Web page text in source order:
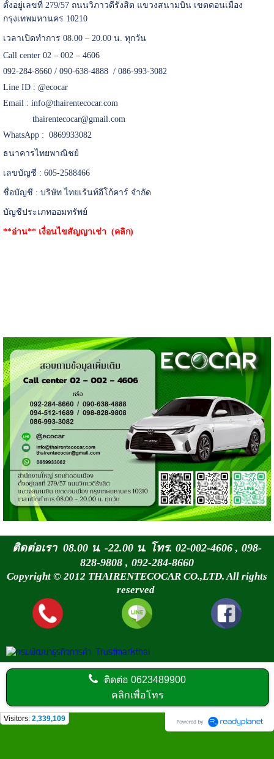
ตั้งอยู่เลขที่ 279/57 ถนนวิภาวดีรังสิต แขวงสนามบิน เขตดอนเมือง
กรุงเทพมหานคร 10210
เวลาเปิดทำการ 08.00 – 20.00 น. ทุกวัน
Call center 02 – 002 – 4606
092-284-8660 / 090-638-4888 / 086-993-3082
Line ID : @ecocar
Email : info@thairentecocar.com
thairentecocar@gmail.com
WhatsApp : 0869933082
ธนาคารไทยพาณิชย์
เลขบัญชี : 605-2588466
ชื่อบัญชี : บริษัท ไทยเร้นท์อีโก้คาร์ จำกัด
บัญชีประเภทออมทรัพย์
**อ่าน** เงื่อนไขสัญญาเช่า (คลิก)
ติดต่อเรา 08.00 น. -22.00 น. โทร. 02-002-4606 , 098-
828-9808 , 092-284-8660
Copyright © 2012 THAIRENTECOCAR CO.,LTD. All rights
reserved
ติดต่อ0623489900
คลิกเพื่อโทร
Visitors: 2,339,109